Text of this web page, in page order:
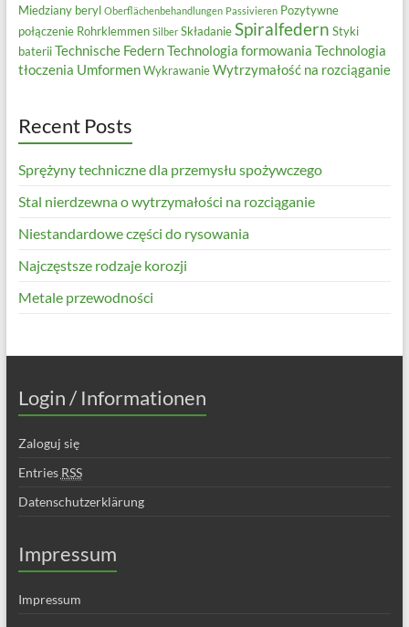
Miedziany beryl Oberflächenbehandlungen Passivieren Pozytywne
połączenie Rohrklemmen Silber Składanie Spiralfedern Styki
baterii Technische FedernTechnologia formowania Technologia
tłoczenia Umformen Wykrawanie Wytrzymałość na rozciąganie
Recent Posts
Sprężyny techniczne dla przemysłu spożywczego
Stal nierdzewna o wytrzymałości na rozciąganie
Niestandardowe części do rysowania
Najczęstsze rodzaje korozji
Metale przewodności
Login / Informationen
Zaloguj się
Entries RSS
Datenschutzerklärung
Impressum
Impressum